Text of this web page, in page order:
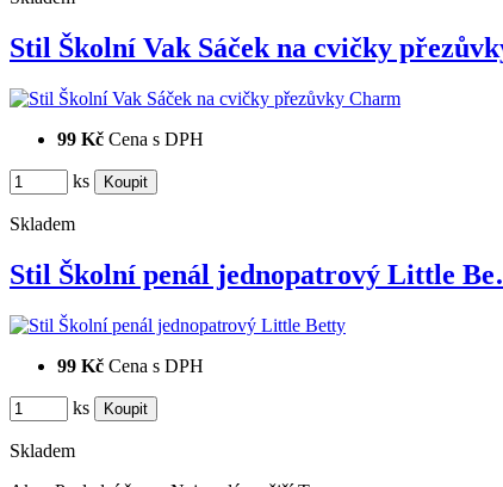
Stil Školní Vak Sáček na cvičky
99 Kč Cena s DPH
ks
Skladem
Stil Školní penál jednopatrový Little
99 Kč Cena s DPH
ks
Skladem